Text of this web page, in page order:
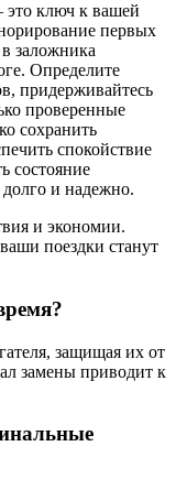
это ключ к вашей
первых
заложника
Определите
придерживайтесь
проверенные
сохранить
спокойствие
состояние
и надежно.
и экономии.
поездки станут
защищая их от
замены приводит к